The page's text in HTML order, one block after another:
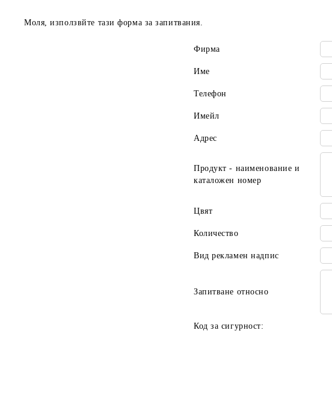
Моля, използвйте тази форма за запитвания.
Фирма
Име
Телефон
Имейл
Адрес
Продукт - наименование и
каталожен номер
Цвят
Количество
Вид рекламен надпис
Запитване относно
Код за сигурност: